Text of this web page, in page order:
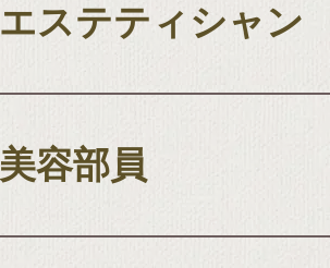
エステティシャン
美容部員